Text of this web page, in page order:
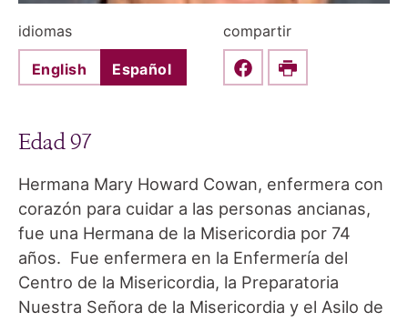
idiomas
English Español
compartir
Share this on Facebook
Print
Edad 97
Hermana Mary Howard Cowan, enfermera con
corazón para cuidar a las personas ancianas,
fue una Hermana de la Misericordia por 74
años. Fue enfermera en la Enfermería del
Centro de la Misericordia, la Preparatoria
Nuestra Señora de la Misericordia y el Asilo de